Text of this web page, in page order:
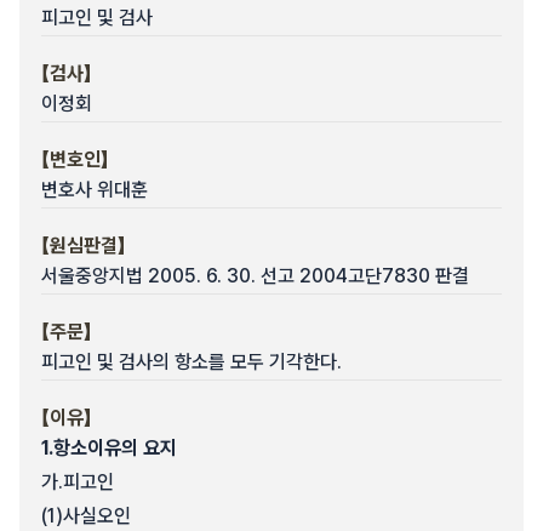
피고인 및 검사
【검사】
이정회
【변호인】
변호사 위대훈
【원심판결】
서울중앙지법 2005. 6. 30. 선고 2004고단7830 판결
【주문】
피고인 및 검사의 항소를 모두 기각한다.
【이유】
1.항소이유의 요지
가.피고인
(1)사실오인